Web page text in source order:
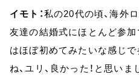
イモト：私の20代の頃、海外
友達の結婚式にほとんど参加
はほぼ初めてみたいな感じ
ね、ユリ、良かった！と思い